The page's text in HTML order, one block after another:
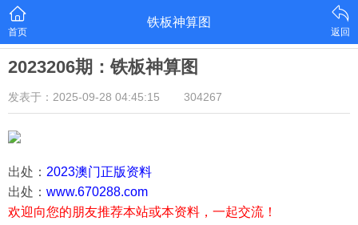
首页
铁板神算图
返回
2023206期：铁板神算图
发表于：2025-09-28 04:45:15 304267
出处： 2023澳门正版资料
出处： www.670288.com
欢迎向您的朋友推荐本站或本资料，一起交流！